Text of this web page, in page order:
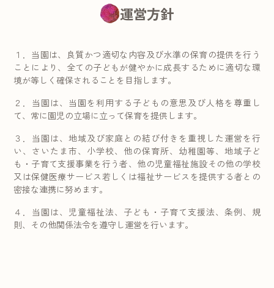
運営方針
１．当園は、良質かつ適切な内容及び水準の保育の提供を行う
ことにより、全ての子どもが健やかに成長するために適切な環
境が等しく確保されることを目指します。
２．当園は、当園を利用する子どもの意思及び人格を尊重し
て、常に園児の立場に立って保育を提供します。
３．当園は、地域及び家庭との結び付きを重視した運営を行
い、さいたま市、小学校、他の保育所、幼稚園等、地域子ど
も・子育て支援事業を行う者、他の児童福祉施設その他の学校
又は保健医療サービス若しくは福祉サービスを提供する者との
密接な連携に努めます。
４．当園は、児童福祉法、子ども・子育て支援法、条例、規
則、その他関係法令を遵守し運営を行います。